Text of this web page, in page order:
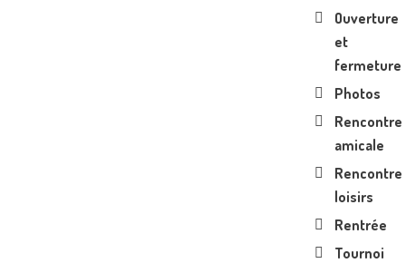
Ouverture
et
fermeture
Photos
Rencontre
amicale
Rencontre
loisirs
Rentrée
Tournoi